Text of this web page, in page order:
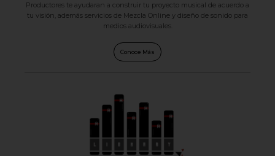
Productores te ayudaran a construir tu proyecto musical de acuerdo a
tu visión, además servicios de Mezcla Online y diseño de sonido para
medios audiovisuales.
Conoce Más